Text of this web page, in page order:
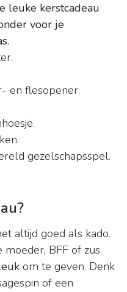
leuke kerstcadeau
voor je
en flesopener.
gezelschapsspel.
altijd goed als kado.
moeder, BFF of zus
om te geven. Denk
of een